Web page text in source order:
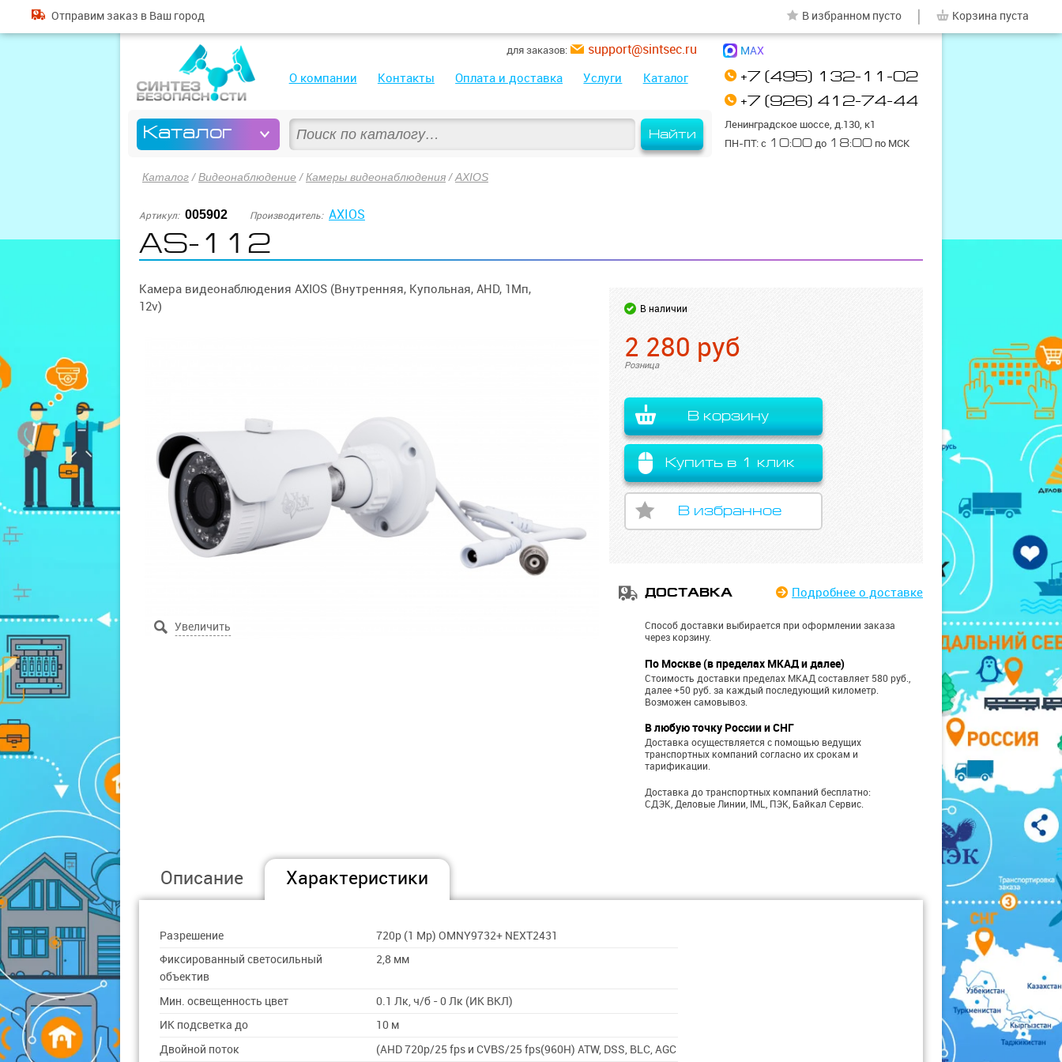
Найти
О компании Контакты Оплата и доставка Услуги Каталог
Каталог
+7 (495) 132-11-02
+7 (926) 412-74-44
Ленинградское шоссе, д.130, к1
ПН-ПТ: с 10:00 до 18:00 по МСК
для заказов: support@sintsec.ru MAX
Отправим заказ в Ваш город В избранном пусто Корзина пуста
Каталог /Видеонаблюдение /Камеры видеонаблюдения /AXIOS
Артикул: 005902 Производитель: AXIOS
AS-112
Камера видеонаблюдения AXIOS (Внутренняя, Купольная, AHD, 1Мп,
12v)
В наличии
2 280 руб
Розница
В корзину
Купить в 1 клик
В избранное
ДОСТАВКА Подробнее о доставке
Способ доставки выбирается при оформлении заказа
через корзину.
По Москве (в пределах МКАД и далее)
Стоимость доставки пределах МКАД составляет 580 руб.,
далее +50 руб. за каждый последующий километр.
Возможен самовывоз.
В любую точку России и СНГ
Доставка осуществляется с помощью ведущих
транспортных компаний согласно их срокам и
тарификации.
Доставка до транспортных компаний бесплатно:
СДЭК, Деловые Линии, IML, ПЭК, Байкал Сервис.
Описание Характеристики
Разрешение
720р (1 Mp) OMNY9732+ NEXT2431
Фиксированный светосильный
объектив
2,8 мм
Мин. освещенность цвет
0.1 Лк, ч/б - 0 Лк (ИК ВКЛ)
ИК подсветка до
10 м
Двойной поток
(AHD 720p/25 fps и CVBS/25 fps(960H) ATW, DSS, BLC, AGC